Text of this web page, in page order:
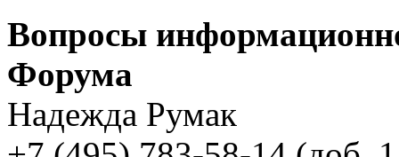
Вопросы
Форума
Надежда Румак